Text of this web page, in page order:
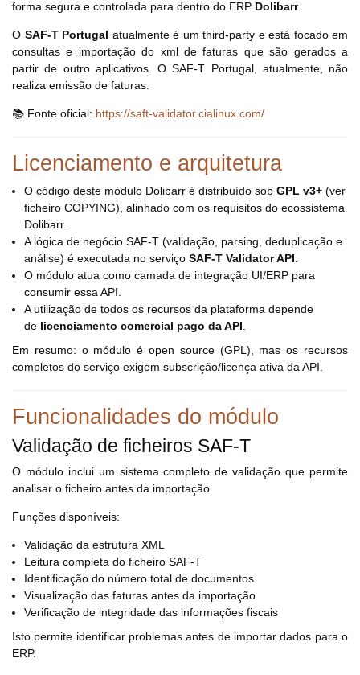
forma segura e controlada para dentro do ERP Dolibarr.
O SAF-T Portugal atualmente é um third-party e está focado em
consultas e importação do xml de faturas que são gerados a
partir de outro aplicativos. O SAF-T Portugal, atualmente, não
realiza emissão de faturas.
📚 Fonte oficial: https://saft-validator.cialinux.com/
Licenciamento e arquitetura
O código deste módulo Dolibarr é distribuído sob GPL v3+ (ver
ficheiro COPYING), alinhado com os requisitos do ecossistema
Dolibarr.
A lógica de negócio SAF-T (validação, parsing, deduplicação e
análise) é executada no serviço SAF-T Validator API.
O módulo atua como camada de integração UI/ERP para
consumir essa API.
A utilização de todos os recursos da plataforma depende
de licenciamento comercial pago da API.
Em resumo: o módulo é open source (GPL), mas os recursos
completos do serviço exigem subscrição/licença ativa da API.
Funcionalidades do módulo
Validação de ficheiros SAF-T
O módulo inclui um sistema completo de validação que permite
analisar o ficheiro antes da importação.
Funções disponíveis:
Validação da estrutura XML
Leitura completa do ficheiro SAF-T
Identificação do número total de documentos
Visualização das faturas antes da importação
Verificação de integridade das informações fiscais
Isto permite identificar problemas antes de importar dados para o
ERP.